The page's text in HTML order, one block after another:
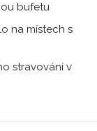
bufetu
na místech s
stravování v